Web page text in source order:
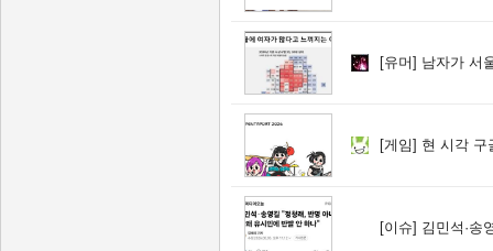
[유머] 남자가 서
[게임] 현 시각 구
[이슈] 김민석·송영길